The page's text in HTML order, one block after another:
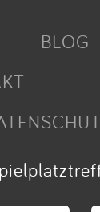
BLOG